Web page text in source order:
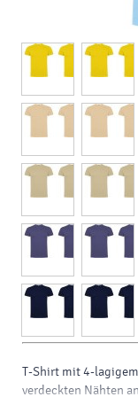
T-Shirt mit 4-
verdeckten Nähten